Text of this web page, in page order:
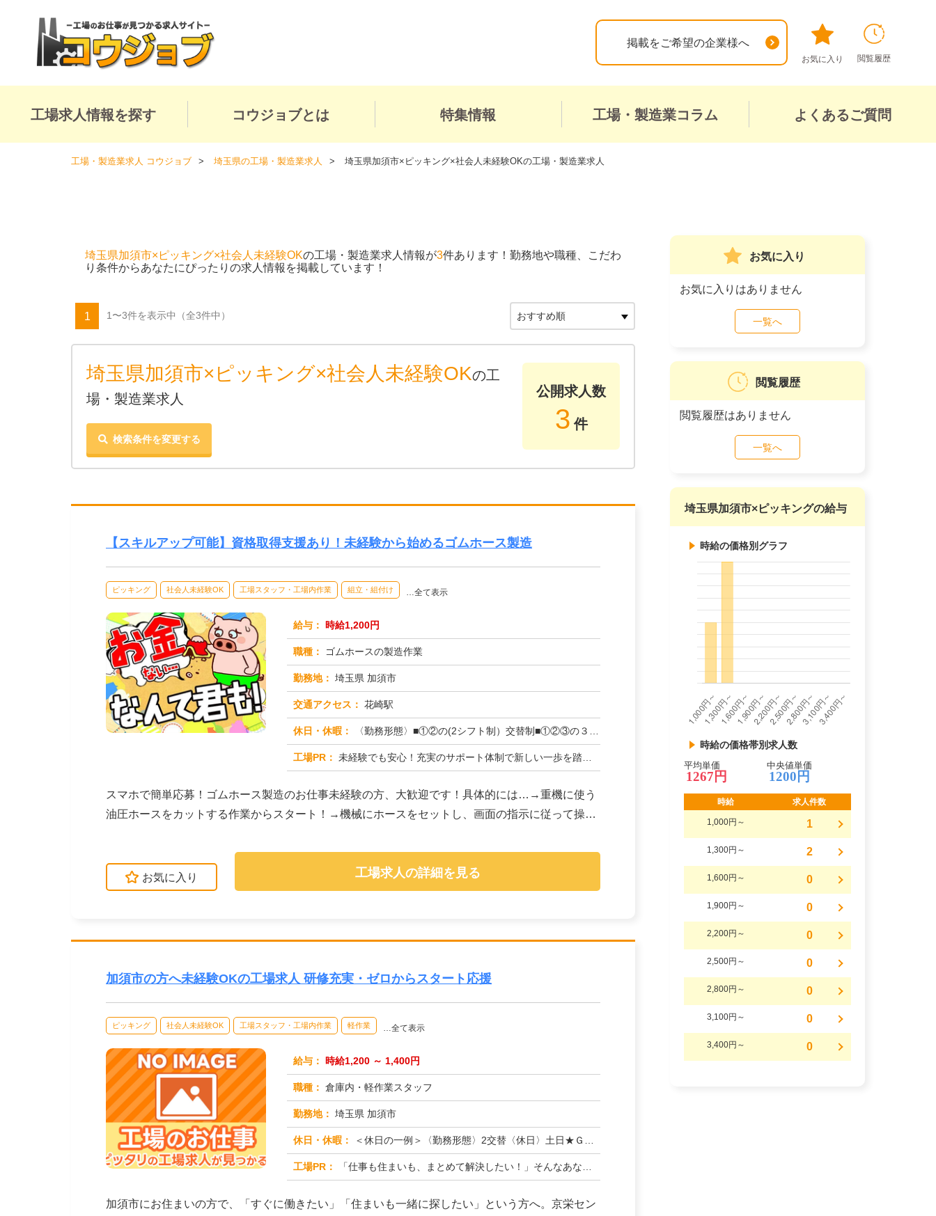
掲載をご希望の企業様へ
お気に入り 閲覧履歴
工場求人情報を探す コウジョブとは 特集情報 工場・製造業コラム よくあるご質問
工場・製造業求人 コウジョブ 埼玉県の工場・製造業求人 埼玉県加須市×ピッキング×社会人未経験OKの工場・製造業求人
埼玉県加須市×ピッキング×社会人未経験OKの工場・製造業求人情報が3件あります！勤務地や職種、こだわ
り条件からあなたにぴったりの求人情報を掲載しています！
1 1〜3件を表示中 （全3件中）
埼玉県加須市×ピッキング×社会人未経験OKの工
場・製造業求人
検索条件を変更する
公開求人数
3 件
【スキルアップ可能】資格取得支援あり！未経験から始めるゴムホース製造
ピッキング 社会人未経験OK 工場スタッフ・工場内作業 組立・組付け …全て表示
給与： 時給1,200円
職種： ゴムホースの製造作業
勤務地： 埼玉県 加須市
交通アクセス： 花崎駅
休日・休暇： 〈勤務形態〉■①②の(2シフト制）交替制■①②③の３交替制〈休日〉土日祝★GW★夏季休暇★年末年始
工場PR： 未経験でも安心！充実のサポート体制で新しい一歩を踏み出せます！→ 専属担当スタッフが就業まで徹底サポート！不安や悩...
スマホで簡単応募！ゴムホース製造のお仕事未経験の方、大歓迎です！具体的には…→重機に使う
油圧ホースをカットする作業からスタート！→機械にホースをセットし、画面の指示に従って操作
お気に入り 工場求人の詳細を見る
加須市の方へ未経験OKの工場求人 研修充実・ゼロからスタート応援
ピッキング 社会人未経験OK 工場スタッフ・工場内作業 軽作業 …全て表示
給与： 時給1,200 ～ 1,400円
職種： 倉庫内・軽作業スタッフ
勤務地： 埼玉県 加須市
休日・休暇： ＜休日の一例＞〈勤務形態〉2交替〈休日〉土日★ＧＷ・夏季・冬季・年末年始休暇あり★有給休暇あり※配属先により休日・...
工場PR： 「仕事も住まいも、まとめて解決したい！」そんなあなたを応援します。株式会社京栄センターでは、全国の工場求人をご紹介...
加須市にお住まいの方で、「すぐに働きたい」「住まいも一緒に探したい」という方へ。京栄セン
お気に入り
お気に入りはありません
一覧へ
閲覧履歴
閲覧履歴はありません
一覧へ
埼玉県加須市×ピッキングの給与
時給の価格別グラフ
時給の価格帯別求人数
平均単価
1267円
中央値単価
1200円
時給 求人件数
1,000円～ 1
1,300円～ 2
1,600円～ 0
1,900円～ 0
2,200円～ 0
2,500円～ 0
2,800円～ 0
3,100円～ 0
3,400円～ 0